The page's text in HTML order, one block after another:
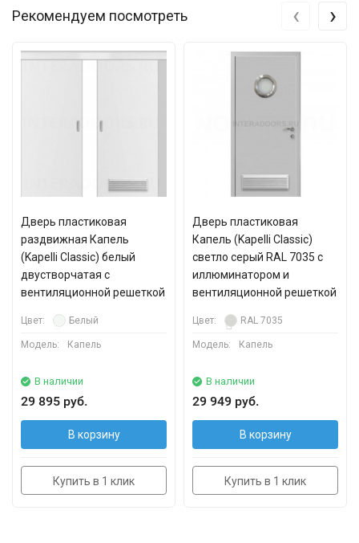
Рекомендуем посмотреть
Дверь пластиковая
раздвижная Капель
(Kapelli Classic) белый
двустворчатая с
вентиляционной решеткой
Цвет: Белый
Модель: Капель
В наличии
29 895 руб.
В корзину
Купить в 1 клик
Дверь пластиковая
Капель (Kapelli Classic)
светло серый RAL 7035 с
иллюминатором и
вентиляционной решеткой
Цвет: RAL 7035
Модель: Капель
В наличии
29 949 руб.
В корзину
Купить в 1 клик
‹ ›